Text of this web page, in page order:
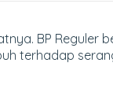
BP Reguler
terhadap